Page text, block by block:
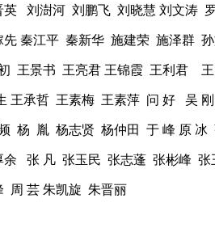
英 刘澍河 刘鹏飞 刘晓慧 刘文涛
秦江平 秦新华 施建荣 施泽群
王景书 王亮君 王锦霞 王利君
王承哲 王素梅 王素萍 问 好 吴
杨 胤 杨志贤 杨仲田 于 峰 原 冰
余 张 凡 张玉民 张志蓬 张彬峰 张
芸 朱凯旋 朱晋丽